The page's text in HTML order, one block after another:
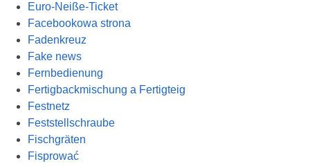
Euro-Neiße-Ticket
Facebookowa strona
Fadenkreuz
Fake news
Fernbedienung
Fertigbackmischung a Fertigteig
Festnetz
Feststellschraube
Fischgräten
Fisprować